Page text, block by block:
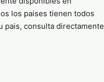
los paises tienen todos
pais, consulta directamente